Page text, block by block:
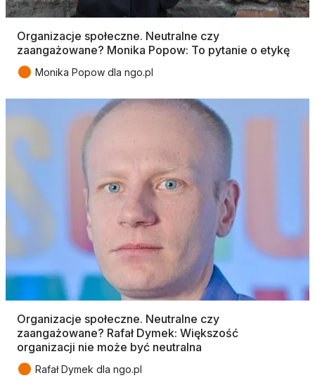
Organizacje społeczne. Neutralne czy
zaangażowane? Monika Popow: To pytanie o etykę
● Monika Popow dla ngo.pl
Organizacje społeczne. Neutralne czy
zaangażowane? Rafał Dymek: Większość
organizacji nie może być neutralna
● Rafał Dymek dla ngo.pl